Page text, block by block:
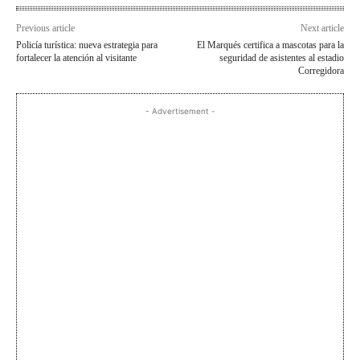
Previous article
Policía turística: nueva estrategia para
fortalecer la atención al visitante
Next article
El Marqués certifica a mascotas para la
seguridad de asistentes al estadio
Corregidora
- Advertisement -